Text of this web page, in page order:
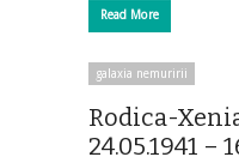
Read More
galaxia nemuririi
Rodica-
24.05.1941 –